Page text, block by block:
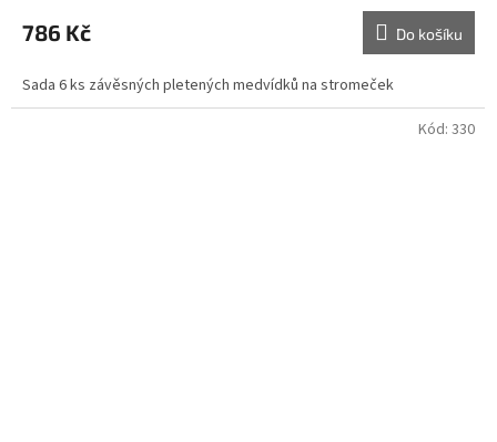
786 Kč Do košíku
Sada 6 ks závěsných pletených medvídků na stromeček
Kód: 330